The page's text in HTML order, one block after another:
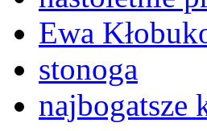
Ewa
stonoga
najbogatsze